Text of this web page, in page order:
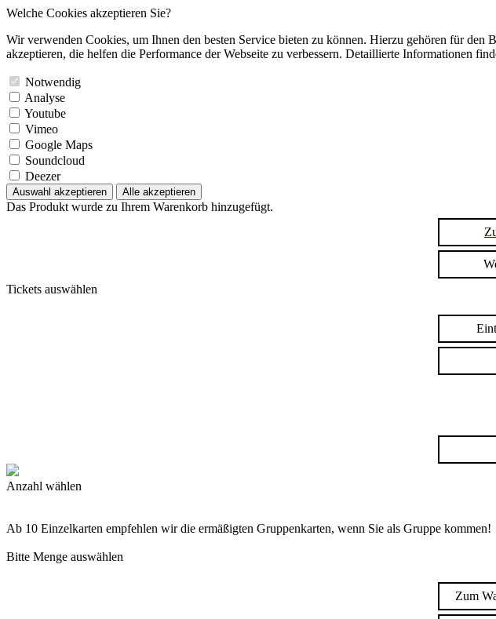
Welche Cookies akzeptieren Sie?
Wir verwenden Cookies, um Ihnen den besten Service bieten zu können. Hierzu gehören für
akzeptieren, die helfen die Performance der Webseite zu verbessern. Detaillierte Informationen
Notwendig
Analyse
Youtube
Vimeo
Google Maps
Soundcloud
Deezer
Auswahl akzeptieren Alle akzeptieren
Das Produkt wurde zu Ihrem Warenkorb hinzugefügt.
Tickets auswählen
Anzahl wählen
Ab 10 Einzelkarten empfehlen wir die ermäßigten Gruppenkarten, wenn Sie als Gruppe kommen!
Bitte Menge auswählen
Zum